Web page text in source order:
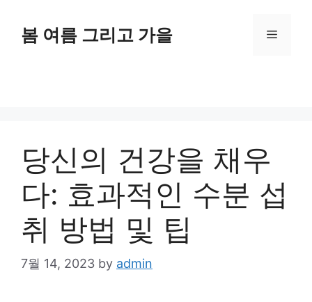
content
봄 여름 그리고 가을 Menu
당신의 건강을 채우
다: 효과적인 수분 섭
취 방법 및 팁
7월 14, 2023 by admin